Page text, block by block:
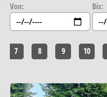
Von: Bis:
7 8 9 10